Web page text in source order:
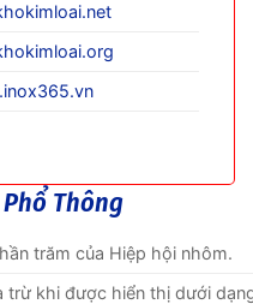
Thông
trăm của Hiệp hội nhôm.
trừ khi được hiển thị dưới